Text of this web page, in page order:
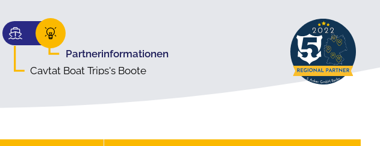
Partnerinformationen
Cavtat Boat Trips's Boote